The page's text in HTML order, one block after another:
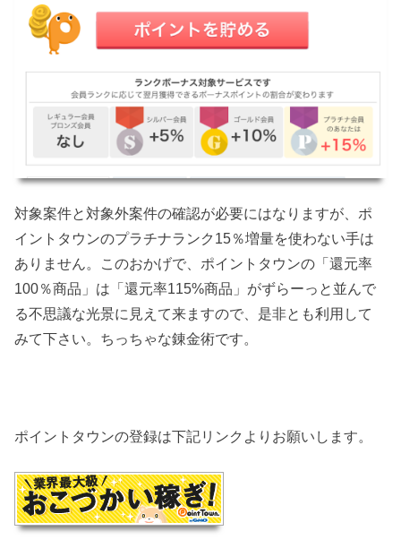
対象案件と対象外案件の確認が必要にはなりますが、ポ
イントタウンのプラチナランク15％増量を使わない手は
ありません。このおかげで、ポイントタウンの「還元率
100％商品」は「還元率115%商品」がずらーっと並んで
る不思議な光景に見えて来ますので、是非とも利用して
みて下さい。ちっちゃな錬金術です。
ポイントタウンの登録は下記リンクよりお願いします。